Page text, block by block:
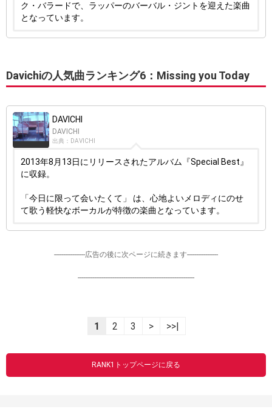
ク・バラードで、ラッパーのバーバル・ジントを迎えた楽曲
となっています。
Davichiの人気曲ランキング6：Missing you Today
DAVICHI
DAVICHI
出典：DAVICHI
2013年8月13日にリリースされたアルバム『Special Best』
に収録。
「今日に限って会いたくて」 は、心地よいメロディにのせ
て歌う軽快なボーカルが特徴の楽曲となっています。
-----------------広告の後に次ページに続きます-----------------
----------------------------------------------------------------
1 2 3 > >>|
RANK1トップページに戻る